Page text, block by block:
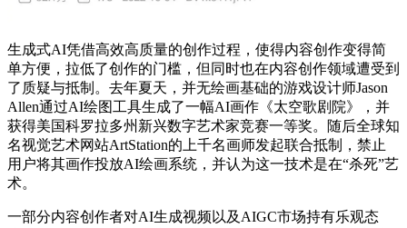
生成式AI凭借高效高质量的创作过程，使得内容创作变得简
单方便，拉低了创作的门槛，但同时也在内容创作领域遭受到
了质疑与抵制。去年夏天，并无绘画基础的游戏设计师Jason
Allen通过AI绘图工具生成了一幅AI画作《太空歌剧院》，并
获得美国科罗拉多州新兴数字艺术家竞赛一等奖。随后全球知
名视觉艺术网站ArtStation的上千名画师发起联合抵制，禁止
用户将其画作投放AI绘画系统，并认为这一技术是在“杀死”艺
术。
一部分内容创作者对AI生成视频以及AIGC市场持有乐观态